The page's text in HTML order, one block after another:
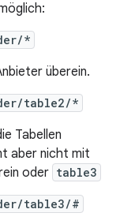
*
überein.
table2/*
Tabellen
aber nicht mit
oder table3
table3/#